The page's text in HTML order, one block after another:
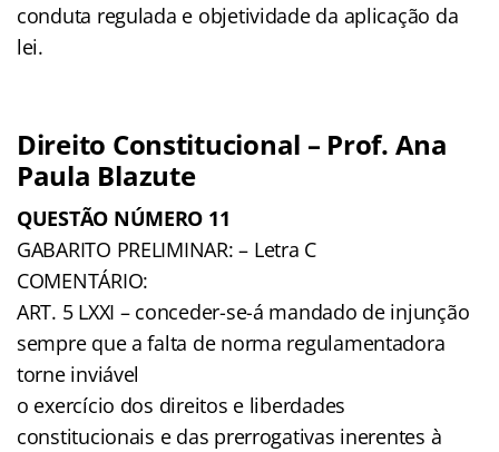
conduta regulada e objetividade da aplicação da
lei.
Direito Constitucional – Prof. Ana
Paula Blazute
QUESTÃO NÚMERO 11
GABARITO PRELIMINAR: – Letra C
COMENTÁRIO:
ART. 5 LXXI – conceder-se-á mandado de injunção
sempre que a falta de norma regulamentadora
torne inviável
o exercício dos direitos e liberdades
constitucionais e das prerrogativas inerentes à